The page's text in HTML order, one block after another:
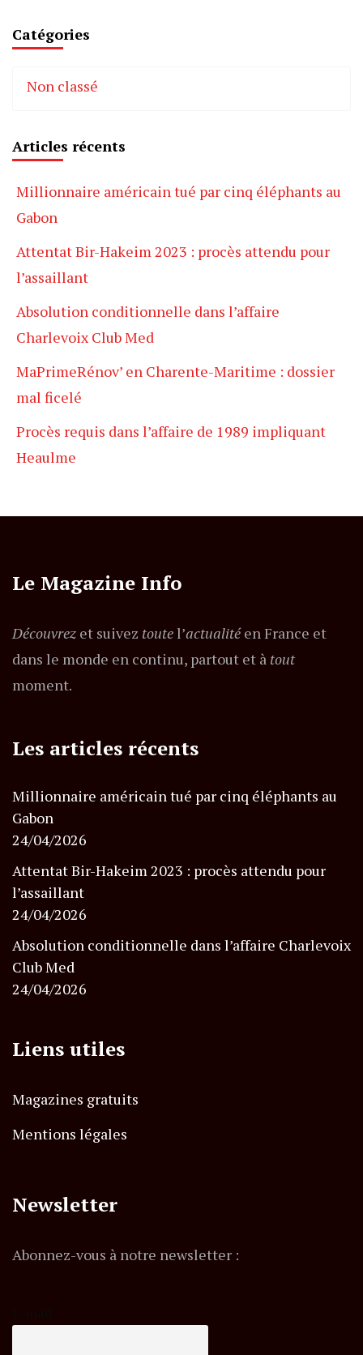
Catégories
Non classé
Articles récents
Millionnaire américain tué par cinq éléphants au
Gabon
Attentat Bir-Hakeim 2023 : procès attendu pour
l’assaillant
Absolution conditionnelle dans l’affaire
Charlevoix Club Med
MaPrimeRénov’ en Charente-Maritime : dossier
mal ficelé
Procès requis dans l’affaire de 1989 impliquant
Heaulme
Le Magazine Info
Découvrez et suivez toutel’actualitéen France et
dans le monde en continu, partout et à tout
moment.
Les articles récents
Millionnaire américain tué par cinq éléphants au
Gabon
24/04/2026
Attentat Bir-Hakeim 2023 : procès attendu pour
l’assaillant
24/04/2026
Absolution conditionnelle dans l’affaire Charlevoix
Club Med
24/04/2026
Liens utiles
Magazines gratuits
Mentions légales
Newsletter
Abonnez-vous à notre newsletter :